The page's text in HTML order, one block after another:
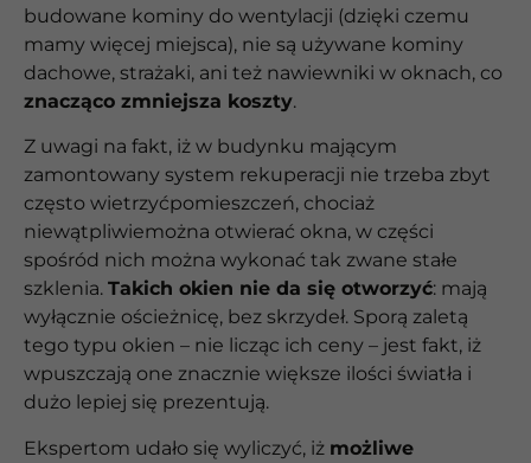
budowane kominy do wentylacji (dzięki czemu
mamy więcej miejsca), nie są używane kominy
dachowe, strażaki, ani też nawiewniki w oknach, co
znacząco zmniejsza koszty.
Z uwagi na fakt, iż w budynku mającym
zamontowany system rekuperacji nie trzeba zbyt
często wietrzyćpomieszczeń, chociaż
niewątpliwiemożna otwierać okna, w części
spośród nich można wykonać tak zwane stałe
szklenia. Takich okien nie da się otworzyć: mają
wyłącznie ościeżnicę, bez skrzydeł. Sporą zaletą
tego typu okien – nie licząc ich ceny – jest fakt, iż
wpuszczają one znacznie większe ilości światła i
dużo lepiej się prezentują.
Ekspertom udało się wyliczyć, iż możliwe